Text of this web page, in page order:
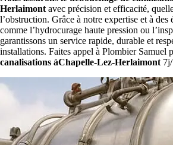
Herlaimont avec précision et efficacité,
l’obstruction. Grâce à notre expertise et à des
comme l’hydrocurage haute pression ou
garantissons un service rapide, durable et
installations. Faites appel à Plombier Samuel
canalisations àChapelle-Lez-Herlaimont